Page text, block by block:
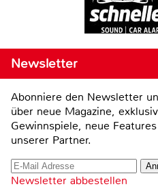
Newsletter
Abonniere den Newsletter
über neue Magazine,
Gewinnspiele, neue
unserer Partner.
Newsletter abbestellen